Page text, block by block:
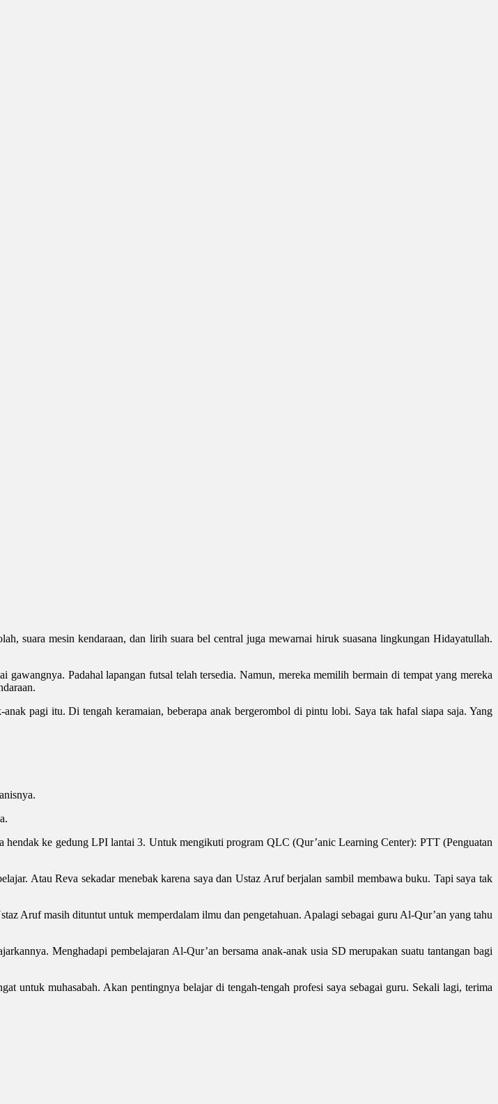
suara mesin kendaraan, dan lirih suara bel central juga mewarnai hiruk suasana lingkungan Hidayatullah.
Padahal lapangan futsal telah tersedia. Namun, mereka memilih bermain di tempat yang mereka
pagi itu. Di tengah keramaian, beberapa anak bergerombol di pintu lobi. Saya tak hafal siapa saja. Yang
hendak ke gedung LPI lantai 3. Untuk mengikuti program QLC (Qur’anic Learning Center): PTT (Penguatan
Atau Reva sekadar menebak karena saya dan Ustaz Aruf berjalan sambil membawa buku. Tapi saya tak
Aruf masih dituntut untuk memperdalam ilmu dan pengetahuan. Apalagi sebagai guru Al-Qur’an yang tahu
Menghadapi pembelajaran Al-Qur’an bersama anak-anak usia SD merupakan suatu tantangan bagi
untuk muhasabah. Akan pentingnya belajar di tengah-tengah profesi saya sebagai guru. Sekali lagi, terima